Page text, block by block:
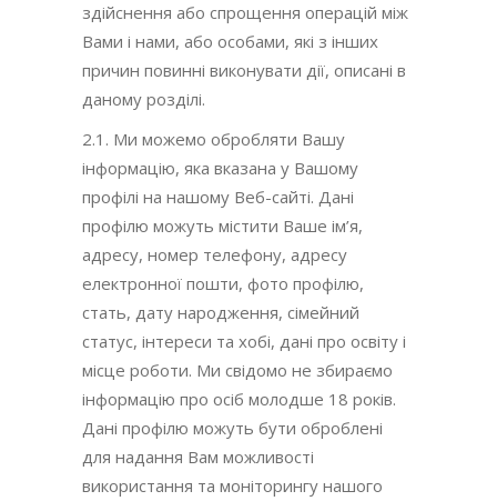
здійснення або спрощення операцій між
Вами і нами, або особами, які з інших
причин повинні виконувати дії, описані в
даному розділі.
2.1. Ми можемо обробляти Вашу
інформацію, яка вказана у Вашому
профілі на нашому Веб-сайті. Дані
профілю можуть містити Ваше ім’я,
адресу, номер телефону, адресу
електронної пошти, фото профілю,
стать, дату народження, сімейний
статус, інтереси та хобі, дані про освіту і
місце роботи. Ми свідомо не збираємо
інформацію про осіб молодше 18 років.
Дані профілю можуть бути оброблені
для надання Вам можливості
використання та моніторингу нашого